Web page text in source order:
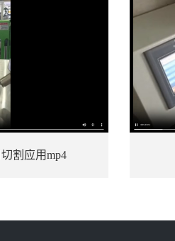
割应用mp4